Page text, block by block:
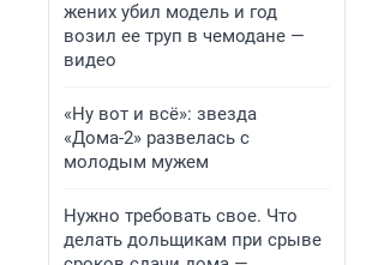
жених убил модель и год
возил ее труп в чемодане —
видео
«Ну вот и всё»: звезда
«Дома-2» развелась с
молодым мужем
Нужно требовать свое. Что
делать дольщикам при срыве